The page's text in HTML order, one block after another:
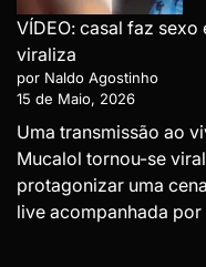
VÍDEO: casal faz sexo
viraliza
por Naldo Agostinho
15 de Maio, 2026
Uma transmissão ao
Mucalol tornou-se
protagonizar uma
live acompanhada